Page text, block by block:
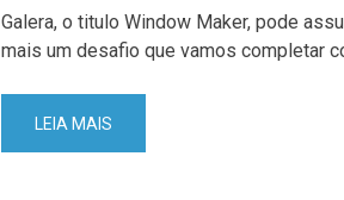
Galera, o titulo Window Maker, pode
mais um desafio que vamos completar
LEIA MAIS